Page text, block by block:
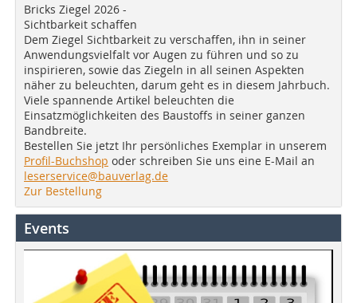
Bricks Ziegel 2026 -
Sichtbarkeit schaffen
Dem Ziegel Sichtbarkeit zu verschaffen, ihn in seiner
Anwendungsvielfalt vor Augen zu führen und so zu
inspirieren, sowie das Ziegeln in all seinen Aspekten
näher zu beleuchten, darum geht es in diesem Jahrbuch.
Viele spannende Artikel beleuchten die
Einsatzmöglichkeiten des Baustoffs in seiner ganzen
Bandbreite.
Bestellen Sie jetzt Ihr persönliches Exemplar in unserem
Profil-Buchshop oder schreiben Sie uns eine E-Mail an
leserservice@bauverlag.de
Zur Bestellung
Events